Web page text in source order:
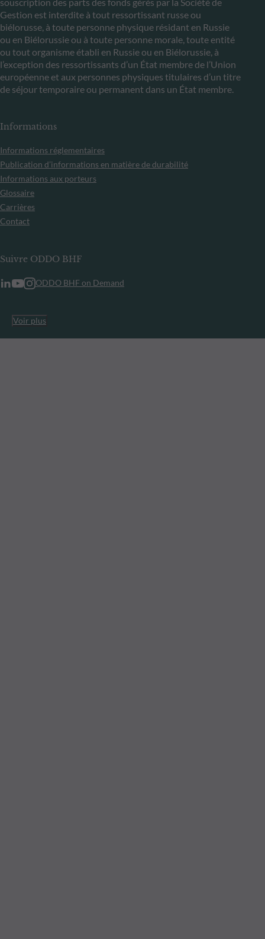
Gestion est interdite à tout ressortissant russe ou
biélorusse, à toute personne physique résidant en Russie
ou en Biélorussie ou à toute personne morale, toute entité
ou tout organisme établi en Russie ou en Biélorussie, à
l’exception des ressortissants d’un État membre de l’Union
européenne et aux personnes physiques titulaires d’un titre
de séjour temporaire ou permanent dans un État membre.
Informations
Informations réglementaires
Publication d’informations en matière de durabilité
Informations aux porteurs
Glossaire
Carrières
Contact
Suivre ODDO BHF
ODDO BHF on Demand
Voir plus